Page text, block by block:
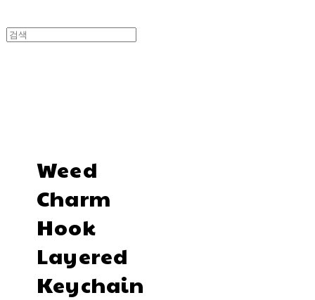
Weed
Charm
Hook
Layered
Keychain